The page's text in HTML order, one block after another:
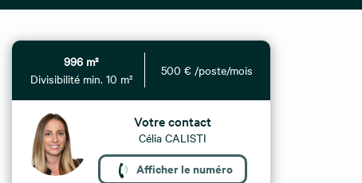
996 m²
Divisibilité min. 10 m²
500 € /poste/mois
Votre contact
Célia CALISTI
Afficher le numéro